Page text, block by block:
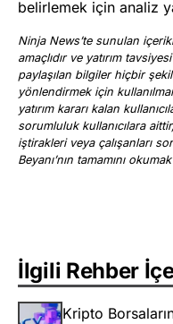
belirlemek için analiz
Ninja News’te sunulan
amaçlıdır ve yatırım
paylaşılan bilgiler hiçbir
yönlendirmek için
yatırım kararı kalan
sorumluluk kullanıcılara
iştirakleri veya çalışanları
Beyanı’nın tamamını
İlgili Rehber
Kripto